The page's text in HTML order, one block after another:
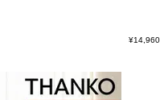
¥14,960